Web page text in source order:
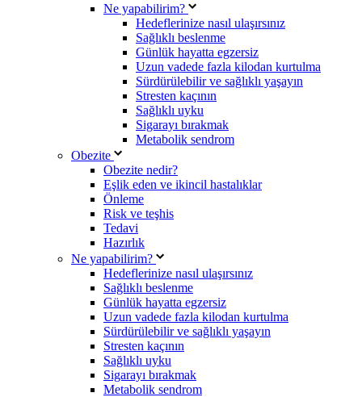
Ne yapabilirim?
Hedeflerinize nasıl ulaşırsınız
Sağlıklı beslenme
Günlük hayatta egzersiz
Uzun vadede fazla kilodan kurtulma
Sürdürülebilir ve sağlıklı yaşayın
Stresten kaçının
Sağlıklı uyku
Sigarayı bırakmak
Metabolik sendrom
Obezite
Obezite nedir?
Eşlik eden ve ikincil hastalıklar
Önleme
Risk ve teşhis
Tedavi
Hazırlık
Ne yapabilirim?
Hedeflerinize nasıl ulaşırsınız
Sağlıklı beslenme
Günlük hayatta egzersiz
Uzun vadede fazla kilodan kurtulma
Sürdürülebilir ve sağlıklı yaşayın
Stresten kaçının
Sağlıklı uyku
Sigarayı bırakmak
Metabolik sendrom